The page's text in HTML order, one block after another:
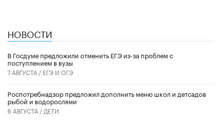
НОВОСТИ
В Госдуме предложили отменить ЕГЭ из-за проблем с
поступлением в вузы
7 АВГУСТА / ЕГЭ И ОГЭ
Роспотребнадзор предложил дополнить меню школ и детсадов
рыбой и водорослями
6 АВГУСТА / ДЕТИ